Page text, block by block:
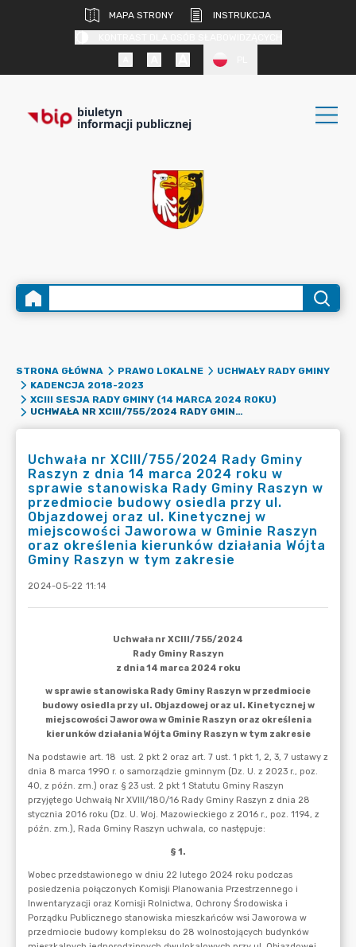
MAPA STRONY
INSTRUKCJA
biuletyn
informacji publicznej
STRONA GŁÓWNA PRAWO LOKALNE
UCHWAŁY RADY GMINY
KADENCJA 2018-2023
XCIII SESJA RADY GMINY (14 MARCA 2024 ROKU)
UCHWAŁA NR XCIII/755/2024 RADY GMINY RASZYN Z DNIA 14 MARCA 2024 ROKU W SPRAWIE STANOWISKA RADY GMINY RASZYN W PRZEDMIOCIE BUDOWY OSIEDLA PRZY UL. OBJAZDOWEJ ORAZ UL. KINETYCZNEJ W MIEJSCOWOŚCI JAWOROWA W GMINIE RASZYN ORAZ OKREŚLENIA KIERUNKÓW DZIAŁANIA WÓJTA GMINY RASZYN W TYM ZAKRESIE
Uchwała nr XCIII/755/2024 Rady Gminy
Raszyn z dnia 14 marca 2024 roku w
sprawie stanowiska Rady Gminy Raszyn w
przedmiocie budowy osiedla przy ul.
Objazdowej oraz ul. Kinetycznej w
miejscowości Jaworowa w Gminie Raszyn
oraz określenia kierunków działania Wójta
Gminy Raszyn w tym zakresie
2024-05-22 11:14